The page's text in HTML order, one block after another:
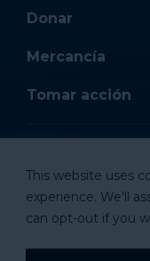
This website uses
experience. We'll
can opt-out if you
Donar
Mercancía
Tomar acción
© 2024